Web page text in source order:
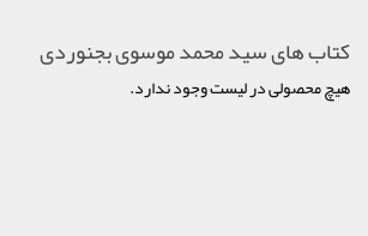
کتاب های سید محمد موسوی بجنوردی
هیچ محصولی در لیست وجود ندارد.